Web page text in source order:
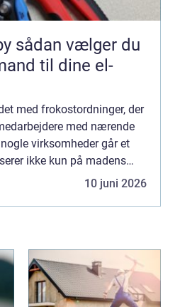
til dine el-
med frokostordninger, der
med nærende
virksomheder går et
ikke kun på madens
10 juni 2026